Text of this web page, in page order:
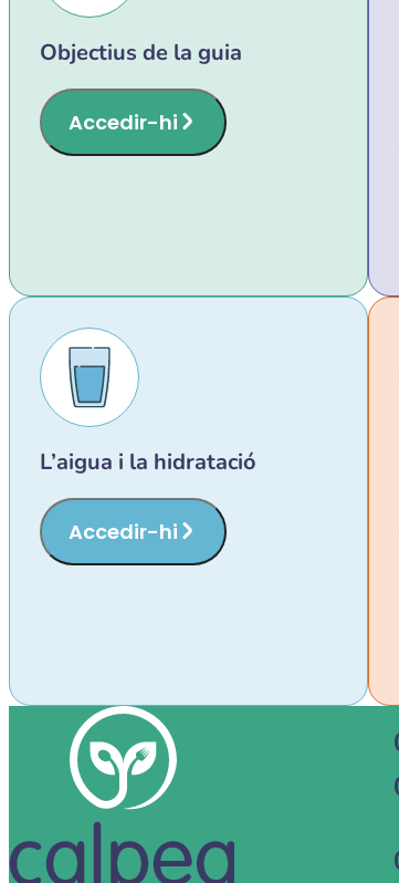
Objectius de la guia
Accedir-hi
L’aigua i la hidratació
Accedir-hi